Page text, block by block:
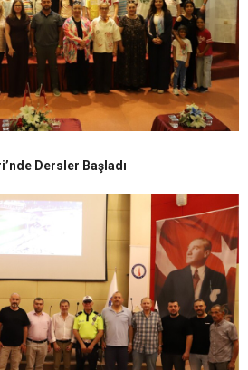
Dersler Başladı